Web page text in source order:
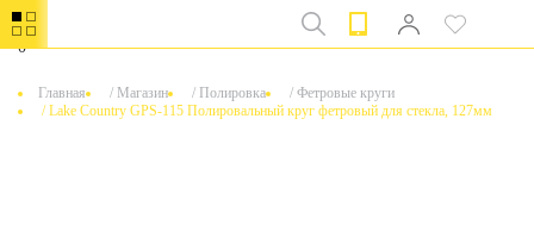
0
Главная / Магазин / Полировка / Фетровые круги
/Lake Country GPS-115 Полировальный круг фетровый для стекла, 127мм